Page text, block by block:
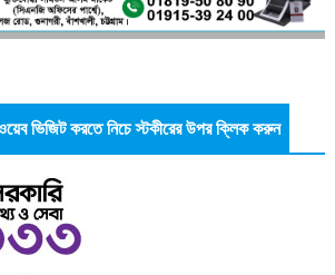
ভিজিট করতে নিচে স্টকীরের উপর ক্লিক করুন